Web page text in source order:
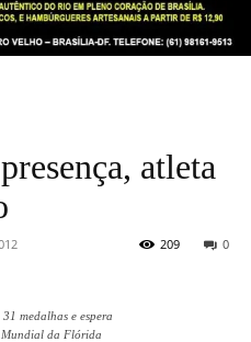
atleta
0
209
medalhas e espera
da Flórida